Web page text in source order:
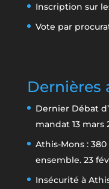
Inscription sur
Vote par
Dernières
Dernier Débat
mandat 13 mars
Athis-Mons :
ensemble. 23
Insécurité à